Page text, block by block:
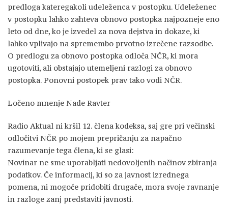
predloga kateregakoli udeleženca v postopku. Udeleženec
v postopku lahko zahteva obnovo postopka najpozneje eno
leto od dne, ko je izvedel za nova dejstva in dokaze, ki
lahko vplivajo na spremembo prvotno izrečene razsodbe.
O predlogu za obnovo postopka odloča NČR, ki mora
ugotoviti, ali obstajajo utemeljeni razlogi za obnovo
postopka. Ponovni postopek prav tako vodi NČR.
Ločeno mnenje Nade Ravter
Radio Aktual ni kršil 12. člena kodeksa, saj gre pri večinski
odločitvi NČR po mojem prepričanju za napačno
razumevanje tega člena, ki se glasi:
Novinar ne sme uporabljati nedovoljenih načinov zbiranja
podatkov. Če informacij, ki so za javnost izrednega
pomena, ni mogoče pridobiti drugače, mora svoje ravnanje
in razloge zanj predstaviti javnosti.